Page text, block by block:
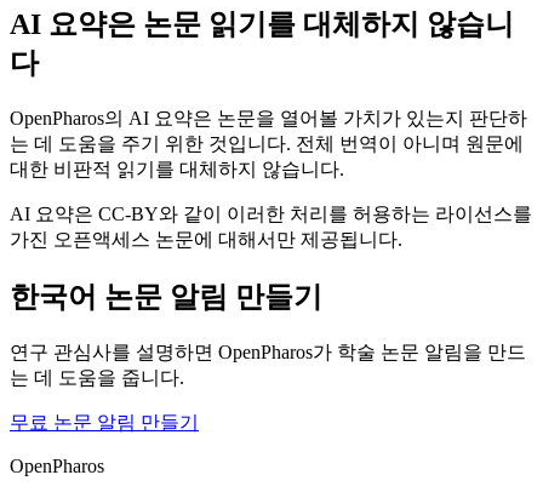
AI 요약은 논문 읽기를 대체하지 않습니
다
OpenPharos의 AI 요약은 논문을 열어볼 가치가 있는지 판단하
는 데 도움을 주기 위한 것입니다. 전체 번역이 아니며 원문에
대한 비판적 읽기를 대체하지 않습니다.
AI 요약은 CC-BY와 같이 이러한 처리를 허용하는 라이선스를
가진 오픈액세스 논문에 대해서만 제공됩니다.
한국어 논문 알림 만들기
연구 관심사를 설명하면 OpenPharos가 학술 논문 알림을 만드
는 데 도움을 줍니다.
무료 논문 알림 만들기
OpenPharos